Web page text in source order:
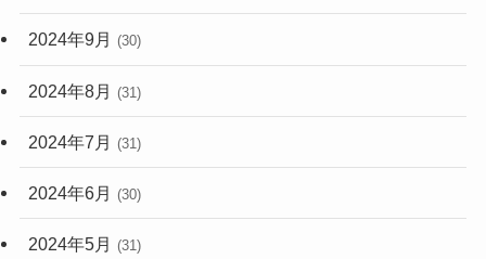
2024年9月 (30)
2024年8月 (31)
2024年7月 (31)
2024年6月 (30)
2024年5月 (31)